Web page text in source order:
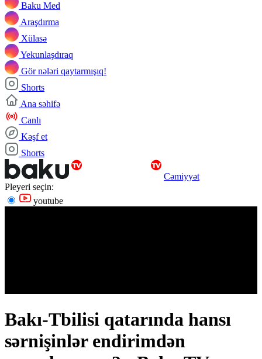
Baku Med
Araşdırma
Xülasə
Yekunlaşdıraq
Gör nələri qaytarmışıq!
Shorts
Ana səhifə
Canlı
Kəşf et
Shorts
Cəmiyyət
Pleyeri seçin:
youtube
Bakı-Tbilisi qatarında hansı
sərnişinlər endirimdən